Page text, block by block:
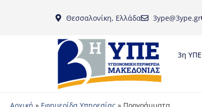
Θεσσαλονίκη, Ελλάδα 3ype@3ype.gr
3η ΥΠΕ
Αρχική » Εφημερίδα Υπηρεσίας » Προγράμματα